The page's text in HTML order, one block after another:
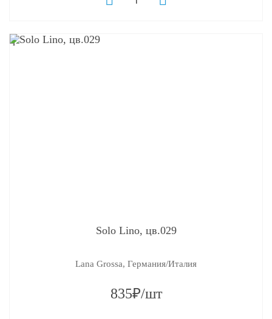
q
Solo Lino, цв.029
Lana Grossa, Германия/Италия
835₽/шт